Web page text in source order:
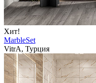
Хит!
MarbleSet
VitrA, Турция